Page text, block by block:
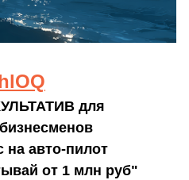
для
на авто-пилот
от 1 млн руб"